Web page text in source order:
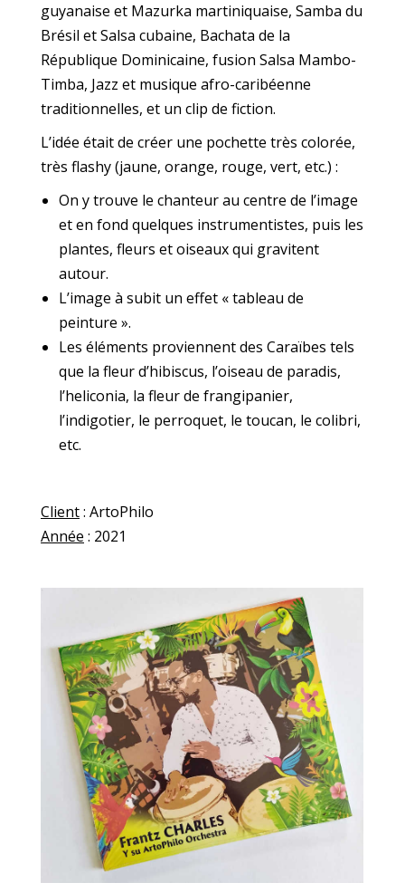
guyanaise et Mazurka martiniquaise, Samba du
Brésil et Salsa cubaine, Bachata de la
République Dominicaine, fusion Salsa Mambo-
Timba, Jazz et musique afro-caribéenne
traditionnelles, et un clip de fiction.
L’idée était de créer une pochette très colorée,
très flashy (jaune, orange, rouge, vert, etc.) :
On y trouve le chanteur au centre de l’image
et en fond quelques instrumentistes, puis les
plantes, fleurs et oiseaux qui gravitent
autour.
L’image à subit un effet « tableau de
peinture ».
Les éléments proviennent des Caraïbes tels
que la fleur d’hibiscus, l’oiseau de paradis,
l’heliconia, la fleur de frangipanier,
l’indigotier, le perroquet, le toucan, le colibri,
etc.
Client: ArtoPhilo
Année : 2021